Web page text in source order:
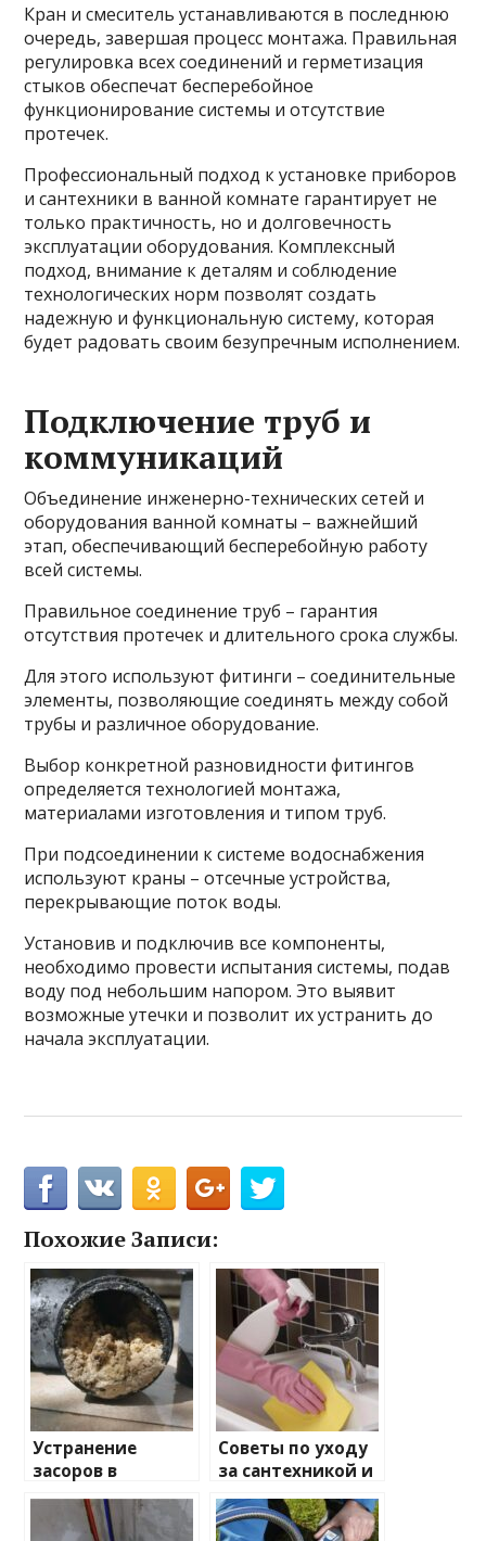
Кран и смеситель устанавливаются в последнюю
очередь, завершая процесс монтажа. Правильная
регулировка всех соединений и герметизация
стыков обеспечат бесперебойное
функционирование системы и отсутствие
протечек.
Профессиональный подход к установке приборов
и сантехники в ванной комнате гарантирует не
только практичность, но и долговечность
эксплуатации оборудования. Комплексный
подход, внимание к деталям и соблюдение
технологических норм позволят создать
надежную и функциональную систему, которая
будет радовать своим безупречным исполнением.
Подключение труб и
коммуникаций
Объединение инженерно-технических сетей и
оборудования ванной комнаты – важнейший
этап, обеспечивающий бесперебойную работу
всей системы.
Правильное соединение труб – гарантия
отсутствия протечек и длительного срока службы.
Для этого используют фитинги – соединительные
элементы, позволяющие соединять между собой
трубы и различное оборудование.
Выбор конкретной разновидности фитингов
определяется технологией монтажа,
материалами изготовления и типом труб.
При подсоединении к системе водоснабжения
используют краны – отсечные устройства,
перекрывающие поток воды.
Установив и подключив все компоненты,
необходимо провести испытания системы, подав
воду под небольшим напором. Это выявит
возможные утечки и позволит их устранить до
начала эксплуатации.
Похожие Записи:
Устранение
засоров в
трубопроводе —
Пошаговое
Советы по уходу
за сантехникой и
продлению её
срока службы